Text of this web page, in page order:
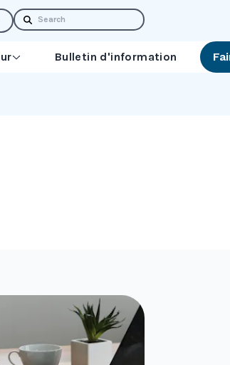
Search
Bulletin d'information